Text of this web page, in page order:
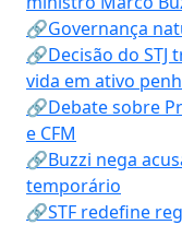
🔗Governança
🔗Decisão do
vida em ativo
🔗Debate sobre
e CFM
🔗Buzzi nega
temporário
🔗STF redefine